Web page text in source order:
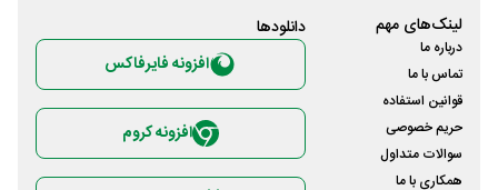
لینک‌های مهم
درباره ما
تماس با ما
قوانین استفاده
حریم خصوصی
سوالات متداول
همکاری با ما
دانلود‌ها
افزونه فایرفاکس
افزونه کروم